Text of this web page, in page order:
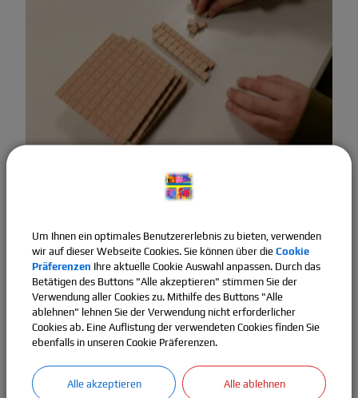
In Zusammenarbeit mit den Klassenlehrkräften werden die
SchülerInnen mit individuellem und differenziertem
Notenaussetzung werden nach einem eigenem Förderplan
unterrichtet, in dem persönliche Lernziele festgelegt werden.
Verstärkt soll dieses individuelle Lernen in offenen
Unterrichtsformen umgesetzt werden, was wiederum allen
Schülern zugutekommt. Wichtig ist hierbei, die Schüler zu
motivieren und zu bestärken, ihre eigenen Fähigkeiten optimal
ausschöpfen zu können. Ziel ist es, dass die SchülerInnen in der
sie am Ende ihrer Schulzeit einen guten Einstieg ins
Berufsleben schaffen.
Um Ihnen ein optimales Benutzererlebnis zu bieten, verwenden
wir auf dieser Webseite Cookies. Sie können über die Cookie
Präferenzen Ihre aktuelle Cookie Auswahl anpassen. Durch das
Betätigen des Buttons "Alle akzeptieren" stimmen Sie der
Verwendung aller Cookies zu. Mithilfe des Buttons "Alle
ablehnen" lehnen Sie der Verwendung nicht erforderlicher
Cookies ab. Eine Auflistung der verwendeten Cookies finden Sie
ebenfalls in unseren Cookie Präferenzen.
Alle akzeptieren Alle ablehnen